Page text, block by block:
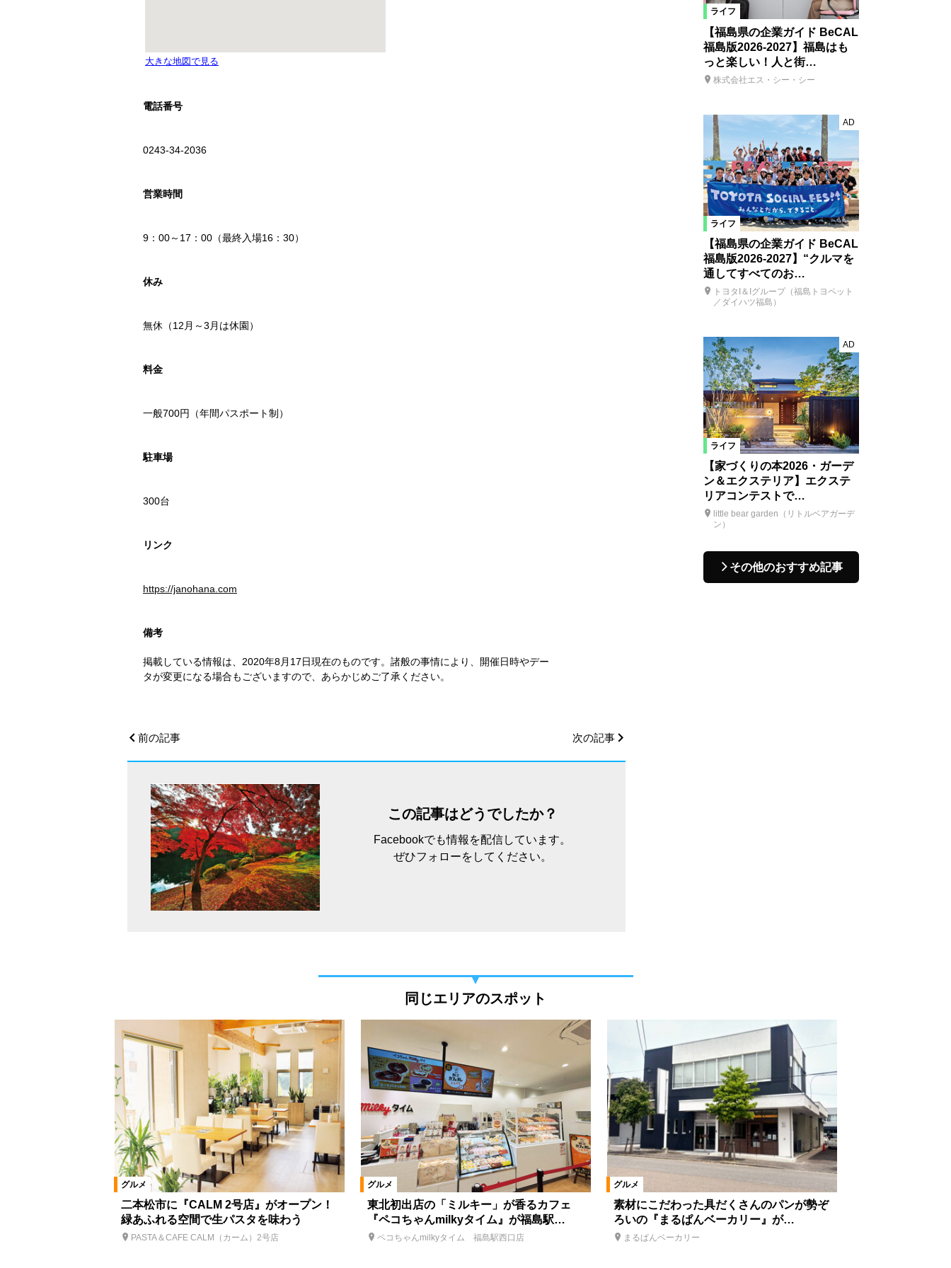
電話番号
0243-34-2036
営業時間
9：00～17：00（最終入場16：30）
休み
無休（12月～3月は休園）
料金
一般700円（年間パスポート制）
駐車場
300台
リンク
https://janohana.com
備考
掲載している情報は、2020年8月17日現在のものです。諸般の事情により、開催日時やデー
タが変更になる場合もございますので、あらかじめご了承ください。
前の記事 次の記事
この記事はどうでしたか？
Facebookでも情報を配信しています。
ぜひフォローをしてください。
ライフ
【福島県の企業ガイド BeCAL
福島版2026-2027】福島はも
っと楽しい！人と街…
株式会社エス・シー・シー
ライフ
AD
【福島県の企業ガイド BeCAL
福島版2026-2027】“クルマを
通してすべてのお…
トヨタI＆Iグループ（福島トヨペット
／ダイハツ福島）
ライフ
AD
【家づくりの本2026・ガーデ
ン＆エクステリア】エクステ
リアコンテストで…
little bear garden（リトルベアガーデ
ン）
その他のおすすめ記事
同じエリアのスポット
グルメ
二本松市に『CALM 2号店』がオープン！
緑あふれる空間で生パスタを味わう
PASTA＆CAFE CALM（カーム）2号店
グルメ
東北初出店の「ミルキー」が香るカフェ
『ペコちゃんmilkyタイム』が福島駅…
ペコちゃんmilkyタイム 福島駅西口店
グルメ
素材にこだわった具だくさんのパンが勢ぞ
ろいの『まるぱんベーカリー』が…
まるぱんベーカリー